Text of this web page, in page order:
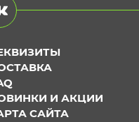
И АКЦИИ
САЙТА